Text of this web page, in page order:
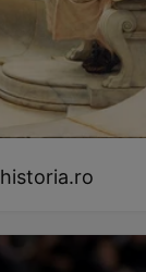
historia.ro